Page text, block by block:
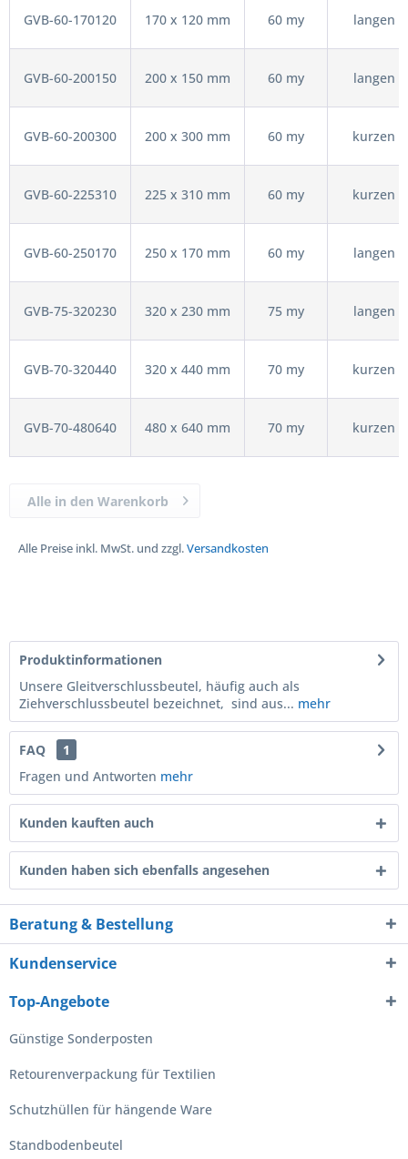
GVB-60-170120 170 x 120 mm 60 my langen
GVB-60-200150 200 x 150 mm 60 my langen
GVB-60-200300 200 x 300 mm 60 my kurzen
GVB-60-225310 225 x 310 mm 60 my kurzen
GVB-60-250170 250 x 170 mm 60 my langen
GVB-75-320230 320 x 230 mm 75 my langen
GVB-70-320440 320 x 440 mm 70 my kurzen
GVB-70-480640 480 x 640 mm 70 my kurzen
Alle Preise inkl. MwSt. und zzgl.Versandkosten
Alle in den Warenkorb
Produktinformationen
Unsere Gleitverschlussbeutel, häufig auch als
Ziehverschlussbeutel bezeichnet, sind aus... mehr
FAQ
1
Fragen und Antworten mehr
Kunden kauften auch
Kunden haben sich ebenfalls angesehen
Beratung & Bestellung
Kundenservice
Top-Angebote
Günstige Sonderposten
Retourenverpackung für Textilien
Schutzhüllen für hängende Ware
Standbodenbeutel